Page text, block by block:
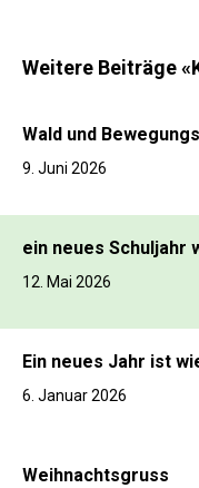
Weitere Beiträge
Wald und
9. Juni 2026
ein neues Schuljahr
12. Mai 2026
Ein neues Jahr ist
6. Januar 2026
Weihnachtsgruss